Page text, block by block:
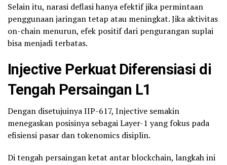
Selain itu, narasi deflasi hanya efektif jika permintaan
penggunaan jaringan tetap atau meningkat. Jika aktivitas
on-chain menurun, efek positif dari pengurangan suplai
bisa menjadi terbatas.
Injective Perkuat Diferensiasi di
Tengah Persaingan L1
Dengan disetujuinya IIP-617, Injective semakin
menegaskan posisinya sebagai Layer-1 yang fokus pada
efisiensi pasar dan tokenomics disiplin.
Di tengah persaingan ketat antar blockchain, langkah ini